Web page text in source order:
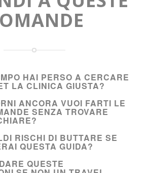
HAI PERSO A CERCARE
LA CLINICA GIUSTA?
ANCORA VUOI FARTI LE
SENZA TROVARE
RISCHI DI BUTTARE SE
QUESTA GUIDA?
QUESTE